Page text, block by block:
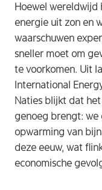
Hoewel wereldwijd
energie uit zon en
waarschuwen
sneller moet om
te voorkomen. Uit
International
Naties blijkt dat
genoeg brengt: we
opwarming van
deze eeuw, wat
economische